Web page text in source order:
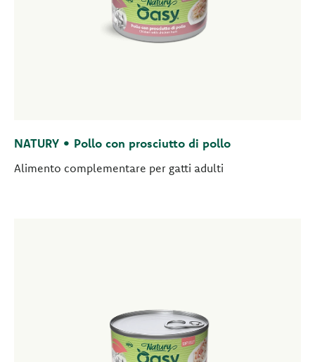
NATURY • Pollo con prosciutto di pollo
Alimento complementare per gatti adulti